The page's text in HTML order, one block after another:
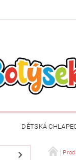
DĚTSKÁ
DÁRKOVÉ